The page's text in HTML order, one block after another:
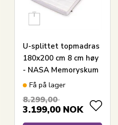
U-splittet topmadras
180x200 cm 8 cm høy
- NASA Memoryskum
- Ergonomisk
Living
Få på lager
8.299,00
3.199,00 NOK